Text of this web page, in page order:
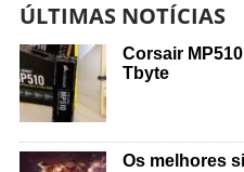
ÚLTIMAS NOTÍCIAS
Corsair
Tbyte
Os melhores